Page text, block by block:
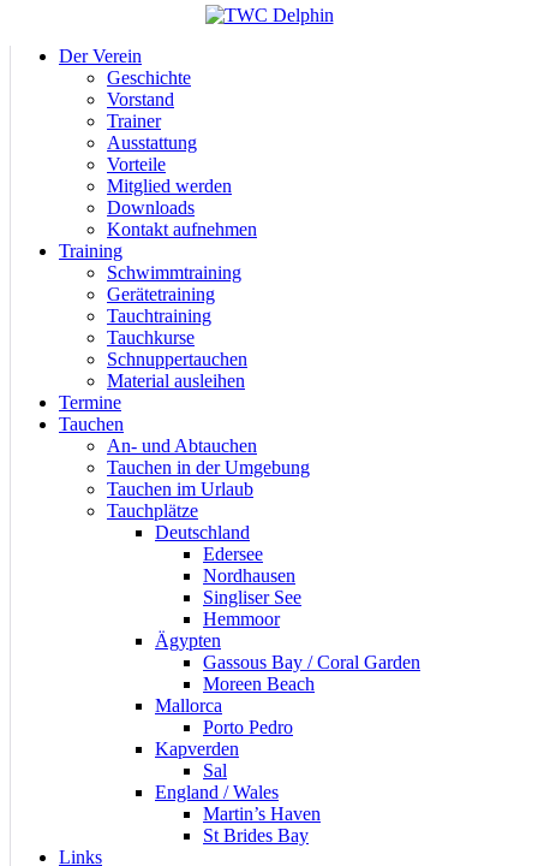
Der Verein
Geschichte
Vorstand
Trainer
Ausstattung
Vorteile
Mitglied werden
Downloads
Kontakt aufnehmen
Training
Schwimmtraining
Gerätetraining
Tauchtraining
Tauchkurse
Schnuppertauchen
Material ausleihen
Termine
Tauchen
An- und Abtauchen
Tauchen in der Umgebung
Tauchen im Urlaub
Tauchplätze
Deutschland
Edersee
Nordhausen
Singliser See
Hemmoor
Ägypten
Gassous Bay / Coral Garden
Moreen Beach
Mallorca
Porto Pedro
Kapverden
Sal
England / Wales
Martin’s Haven
St Brides Bay
Links